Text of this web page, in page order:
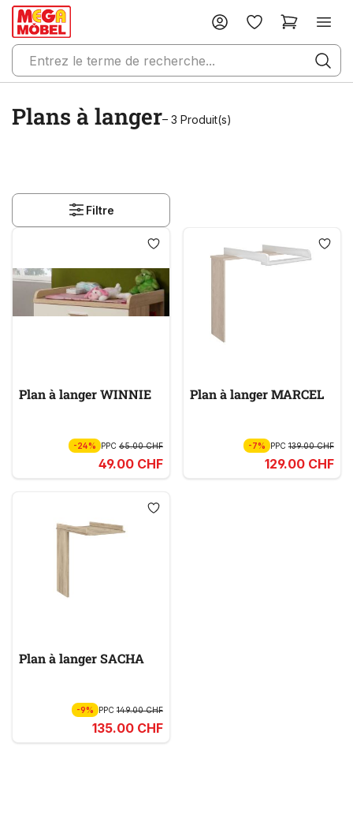
Plans à langer– 3 Produit(s)
Filtre
Plan à langer WINNIE
-24% PPC 65.00 CHF
49.00 CHF
Plan à langer MARCEL
-7% PPC139.00 CHF
129.00 CHF
Plan à langer SACHA
-9% PPC 149.00 CHF
135.00 CHF